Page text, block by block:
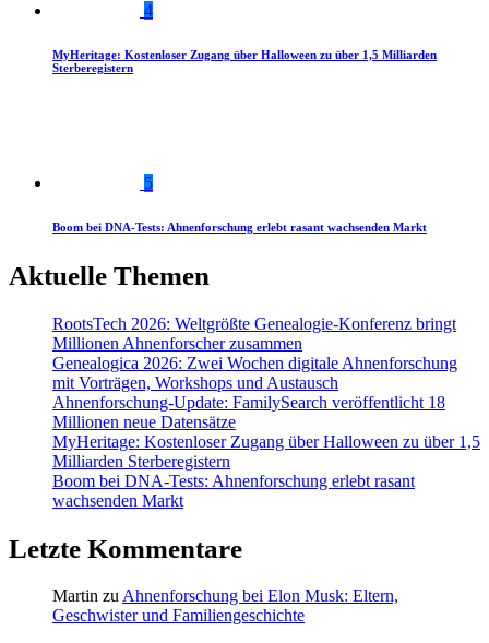
4
MyHeritage: Kostenloser Zugang über Halloween zu über 1,5 Milliarden
Sterberegistern
5
Boom bei DNA-Tests: Ahnenforschung erlebt rasant wachsenden Markt
Aktuelle Themen
RootsTech 2026: Weltgrößte Genealogie-Konferenz bringt
Millionen Ahnenforscher zusammen
Genealogica 2026: Zwei Wochen digitale Ahnenforschung
mit Vorträgen, Workshops und Austausch
Ahnenforschung-Update: FamilySearch veröffentlicht 18
Millionen neue Datensätze
MyHeritage: Kostenloser Zugang über Halloween zu über 1,5
Milliarden Sterberegistern
Boom bei DNA-Tests: Ahnenforschung erlebt rasant
wachsenden Markt
Letzte Kommentare
Martin zu Ahnenforschung bei Elon Musk: Eltern,
Geschwister und Familiengeschichte